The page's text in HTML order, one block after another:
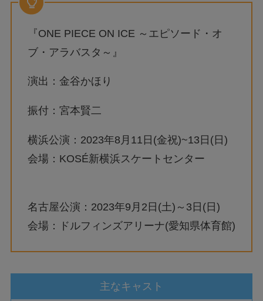
『ONE PIECE ON ICE ～エピソード・オ
ブ・アラバスタ～』
演出：金谷かほり
振付：宮本賢二
横浜公演：2023年8月11日(金祝)~13日(日)
会場：KOSÉ新横浜スケートセンター
名古屋公演：2023年9月2日(土)～3日(日)
会場：ドルフィンズアリーナ(愛知県体育館)
主なキャスト